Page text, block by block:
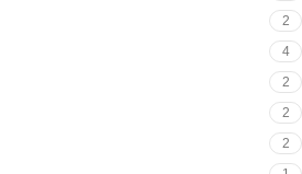
2
4
2
2
2